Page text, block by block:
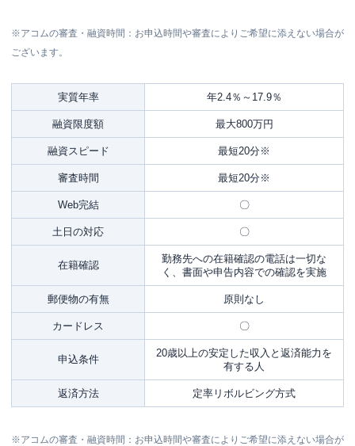
※アコムの審査・融資時間：お申込時間や審査によりご希望に添えない場合が
ございます。
実質年率 年2.4％～17.9％
融資限度額 最大800万円
融資スピード 最短20分※
審査時間 最短20分※
Web完結 〇
土日の対応 〇
在籍確認
勤務先への在籍確認の電話は一切な
く、書面や申告内容での確認を実施
郵便物の有無 原則なし
カードレス 〇
申込条件
20歳以上の安定した収入と返済能力を
有する人
返済方法 定率リボルビング方式
※アコムの審査・融資時間：お申込時間や審査によりご希望に添えない場合が